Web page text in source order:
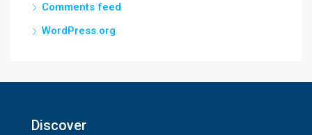
Comments feed
WordPress.org
Discover